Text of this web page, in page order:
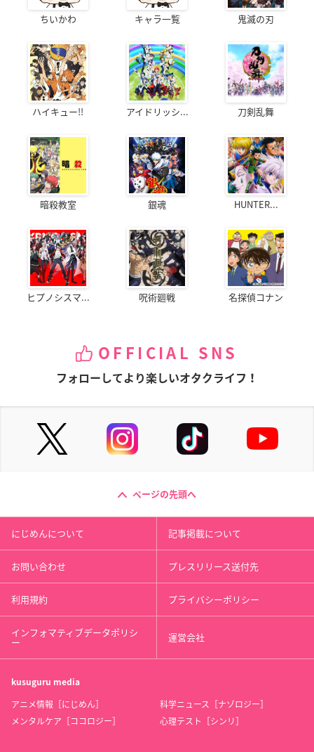
ちいかわ キャラ一覧 鬼滅の刃
ハイキュー!! アイドリッシ... 刀剣乱舞
暗殺教室 銀魂 HUNTER...
ヒプノシスマ... 呪術廻戦 名探偵コナン
OFFICIAL SNS
フォローしてより楽しいオタクライフ！
ページの先頭へ
にじめんについて 記事掲載について
お問い合わせ プレスリリース送付先
利用規約 プライバシーポリシー
インフォマティブデータポリシ
ー 運営会社
kusuguru media
アニメ情報［にじめん］
科学ニュース［ナゾロジー］
メンタルケア［ココロジー］
心理テスト［シンリ］